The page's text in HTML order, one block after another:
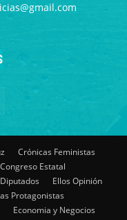
Crónicas Feministas
Estatal
Ellos Opinión
Protagonistas
Economia y Negocios